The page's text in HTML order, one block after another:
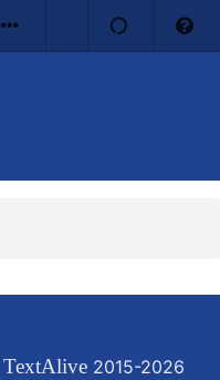
TextAlive 2015-2026